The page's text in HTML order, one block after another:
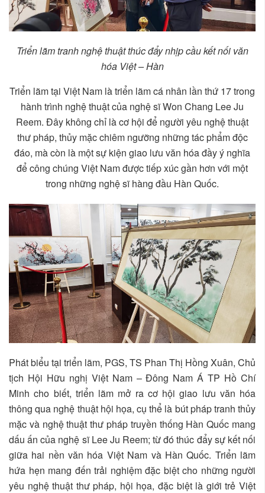
Triển lãm tranh nghệ thuật thúc đẩy nhịp cầu kết nối văn
hóa Việt – Hàn
Triển lãm tại Việt Nam là triển lãm cá nhân lần thứ 17 trong
hành trình nghệ thuật của nghệ sĩ Won Chang Lee Ju
Reem. Đây không chỉ là cơ hội để người yêu nghệ thuật
thư pháp, thủy mặc chiêm ngưỡng những tác phẩm độc
đáo, mà còn là một sự kiện giao lưu văn hóa đầy ý nghĩa
để công chúng Việt Nam được tiếp xúc gần hơn với một
trong những nghệ sĩ hàng đầu Hàn Quốc.
Phát biểu tại triển lãm, PGS, TS Phan Thị Hồng Xuân, Chủ
tịch Hội Hữu nghị Việt Nam – Đông Nam Á TP Hồ Chí
Minh cho biết, triển lãm mở ra cơ hội giao lưu văn hóa
thông qua nghệ thuật hội họa, cụ thể là bút pháp tranh thủy
mặc và nghệ thuật thư pháp truyền thống Hàn Quốc mang
dấu ấn của nghệ sĩ Lee Ju Reem; từ đó thúc đẩy sự kết nối
giữa hai nền văn hóa Việt Nam và Hàn Quốc. Triển lãm
hứa hẹn mang đến trải nghiệm đặc biệt cho những người
yêu nghệ thuật thư pháp, hội họa, đặc biệt là giới trẻ Việt